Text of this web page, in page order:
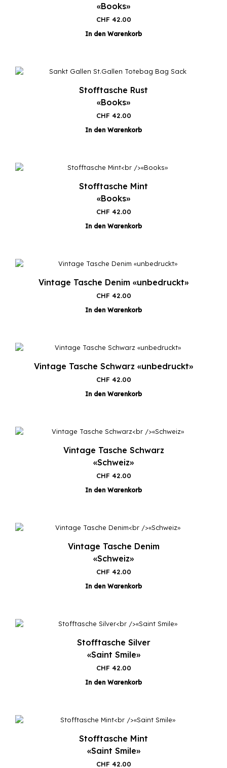
«Books»
CHF 42.00
In den Warenkorb
Stofftasche Rust
«Books»
CHF 42.00
In den Warenkorb
Stofftasche Mint
«Books»
CHF 42.00
In den Warenkorb
Vintage Tasche Denim «unbedruckt»
CHF 42.00
In den Warenkorb
Vintage Tasche Schwarz «unbedruckt»
CHF 42.00
In den Warenkorb
Vintage Tasche Schwarz
«Schweiz»
CHF 42.00
In den Warenkorb
Vintage Tasche Denim
«Schweiz»
CHF 42.00
In den Warenkorb
Stofftasche Silver
«Saint Smile»
CHF 42.00
In den Warenkorb
Stofftasche Mint
«Saint Smile»
CHF 42.00